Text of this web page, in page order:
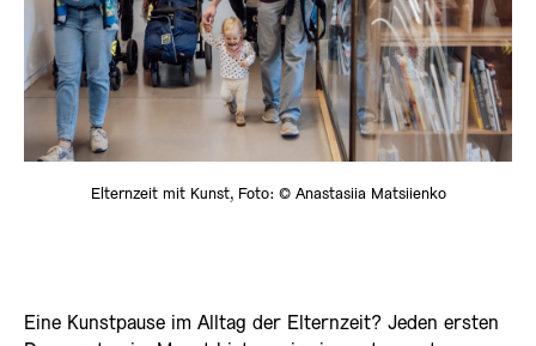
Elternzeit mit Kunst, Foto: © Anastasiia Matsiienko
Eine Kunstpause im Alltag der Elternzeit? Jeden ersten